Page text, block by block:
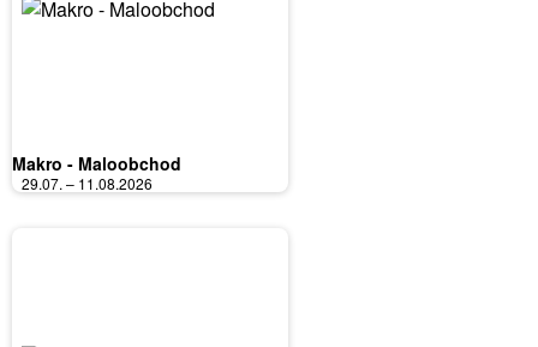
Makro - Maloobchod
29.07. – 11.08.2026